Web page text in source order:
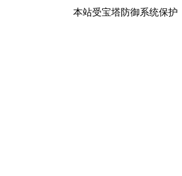
本站受宝塔防御系统保护